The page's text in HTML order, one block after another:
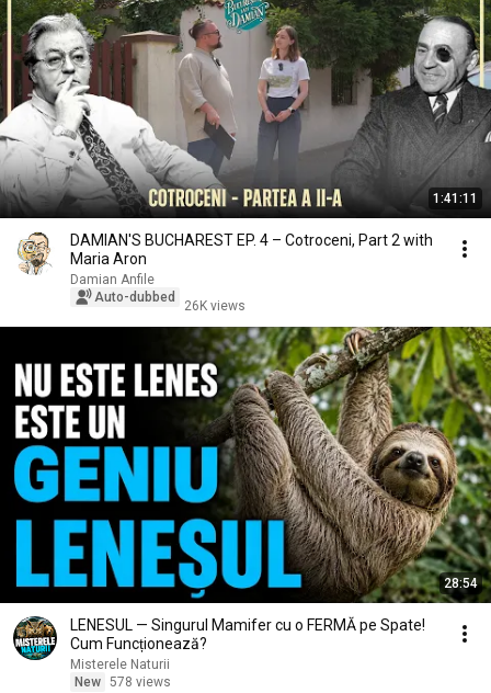
1:41:11
DAMIAN'S BUCHAREST EP. 4 – Cotroceni, Part 2 with
Maria Aron
Damian Anfile
Auto-dubbed
26K views
28:54
LENESUL — Singurul Mamifer cu o FERMĂ pe Spate!
Cum Funcționează?
Misterele Naturii
New 578 views